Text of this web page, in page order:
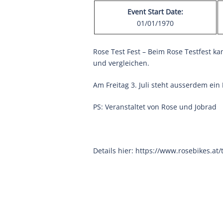
Event Start Date:
01/01/1970
Rose Test Fest – Beim Rose Testfest
und vergleichen.
Am Freitag 3. Juli steht ausserdem
PS: Veranstaltet von Rose und Jobrad
Details hier: https://